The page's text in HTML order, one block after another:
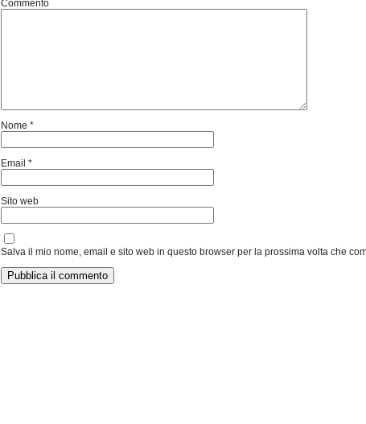
Commento
Nome *
Email *
Sito web
Salva il mio nome, email e sito web in questo browser per la prossima volta che